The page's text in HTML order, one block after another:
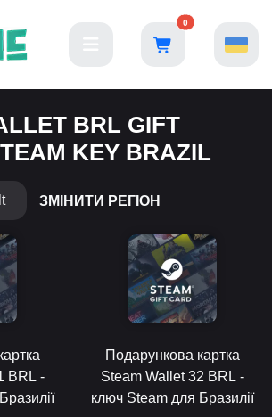
0
BRL GIFT
KEY BRAZIL
ЗМІНИТИ РЕГІОН
BRL -
Подарункова картка
Steam Wallet 32 BRL -
ключ Steam для Бразилії